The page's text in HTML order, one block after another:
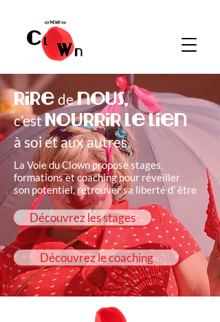
Rire denous,
c’estNourrir le lien
à soi et aux autres
La Voie du Clown propose stages,
formations et coaching pour réveiller
son potentiel, retrouversa liberté d' être
Découvrez les stages
Découvrez le coaching